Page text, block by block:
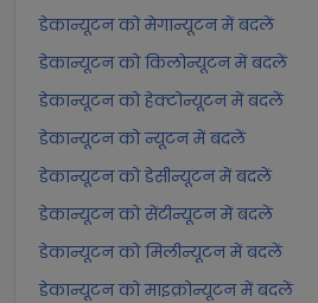
डेकान्यूटन को मेगान्यूटन में बदलें
डेकान्यूटन को किलोन्यूटन में बदलें
डेकान्यूटन को हेक्टोन्यूटन में बदलें
डेकान्यूटन को न्यूटन में बदलें
डेकान्यूटन को डेसीन्यूटन में बदलें
डेकान्यूटन को सेंटीन्यूटन में बदलें
डेकान्यूटन को मिलीन्यूटन में बदलें
डेकान्यूटन को माइक्रोन्यूटन में बदलें